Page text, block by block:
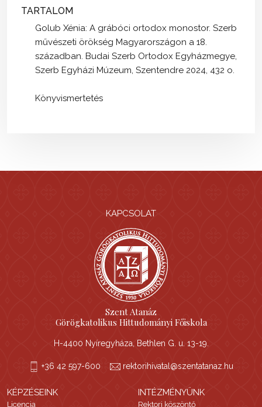
TARTALOM
Golub Xénia: A grábóci ortodox monostor. Szerb
művészeti örökség Magyarországon a 18.
században. Budai Szerb Ortodox Egyházmegye,
Szerb Egyházi Múzeum, Szentendre 2024, 432 o.
Könyvismertetés
KAPCSOLAT
Szent Atanáz
Görögkatolikus Hittudományi Főiskola
H-4400 Nyíregyháza, Bethlen G. u. 13-19.
+36 42 597-600 rektorihivatal@szentatanaz.hu
KÉPZÉSEINK
Licencia
INTÉZMÉNYÜNK
Rektori köszöntő